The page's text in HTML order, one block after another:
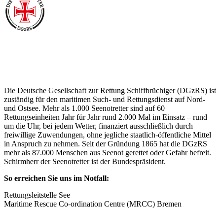
Die Deutsche Gesellschaft zur Rettung Schiffbrüchiger (DGzRS) ist
zuständig für den maritimen Such- und Rettungsdienst auf Nord-
und Ostsee. Mehr als 1.000 Seenotretter sind auf 60
Rettungseinheiten Jahr für Jahr rund 2.000 Mal im Einsatz – rund
um die Uhr, bei jedem Wetter, finanziert ausschließlich durch
freiwillige Zuwendungen, ohne jegliche staatlich-öffentliche Mittel
in Anspruch zu nehmen. Seit der Gründung 1865 hat die DGzRS
mehr als 87.000 Menschen aus Seenot gerettet oder Gefahr befreit.
Schirmherr der Seenotretter ist der Bundespräsident.
So erreichen Sie uns im Notfall:
Rettungsleitstelle See
Maritime Rescue Co-ordination Centre (MRCC) Bremen